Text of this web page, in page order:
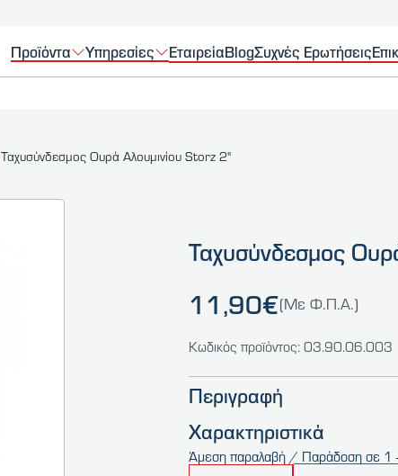
Προϊόντα Υπηρεσίες ΕταιρείαBlogΣυχνές Ερωτήσεις
Ταχυσύνδεσμος Ουρά Αλουμινίου Storz 2''
Ταχυσύνδεσμος
11,90€(Με Φ.Π.Α.)
Κωδικός προϊόντος: 03.90.06.003
Περιγραφή
Χαρακτηριστικά
Άμεση παραλαβή / Παράδοση σε 1